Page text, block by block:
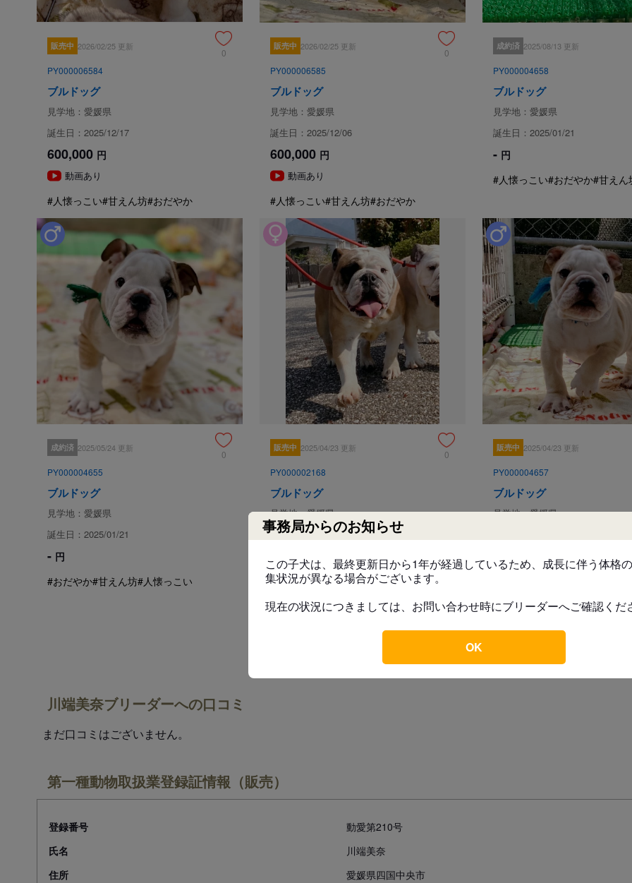
事務局からのお知らせ
この子犬は、最終更新日から1年が経過しているため、成長に伴う体格
集状況が異なる場合がございます。
現在の状況につきましては、お問い合わせ時にブリーダーへご確認くだ
OK
ブリーダーからの紹介文
ちと、体質固くバランスの良い体
性格は朗らかで明るくチャーミ
子煩悩な母犬に育てられ母乳を
現在はご飯をモリモリ食べて、
ません。
父：ルチル
祖父：INT,チャンピオン.JKC,チ
祖母：JKCチャンピオン
母：すず
祖父：英国系JKC.チャンピオン
祖母：INT.チャンピオン直子（
両親ともに穏やかで優しい子です
物おじや無駄吠えはございません
父犬ルチルくんは明るくフレン
母犬すずちゃんは人懐っこくフ
両親ともに穏やかで優しい子で
子犬は 第1回・2回ワクチネーシ
子犬は巣立つその日まで両親犬
生体保証内容
す。
お引き渡し後、10日以内に死亡
犬に関しましてはお選び頂く事
しさせて頂きます）
販売中 2026/02/25 更新
0
PY000006584
ブルドッグ
見学地：愛媛県
誕生日：2025/12/17
600,000 円
動画あり
#人懐っこい#甘えん坊#おだやか
販売中 2026/02/25 更新
0
PY000006585
ブルドッグ
見学地：愛媛県
誕生日：2025/12/06
600,000 円
動画あり
#人懐っこい#甘えん坊#おだやか
成約済 2025/08/13 更新
PY000004658
ブルドッグ
見学地：愛媛県
誕生日：2025/01/21
- 円
#人懐っこい#おだやか#甘えん
成約済 2025/05/24 更新
0
PY000004655
ブルドッグ
見学地：愛媛県
誕生日：2025/01/21
- 円
#おだやか#甘えん坊#人懐っこい
販売中 2025/04/23 更新
0
PY000002168
ブルドッグ
見学地：愛媛県
誕生日：2023/12/15
500,000
#おだやか#甘えん坊#優しい
販売中 2025/04/23 更新
PY000004657
ブルドッグ
見学地：愛媛県
600,000
円
川端美奈ブリーダーへの口コミ
まだ口コミはございません。
第一種動物取扱業登録証情報（販売）
登録番号
動愛第210号
氏名
川端美奈
住所
愛媛県四国中央市